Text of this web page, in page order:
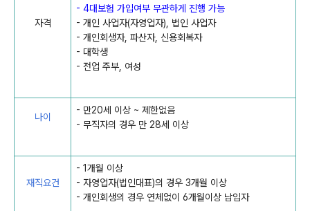
자격
- 4대보험 가입여부 무관하게 진행 가능
- 개인 사업자(자영업자), 법인 사업자
- 개인회생자, 파산자, 신용회복자
- 대학생
- 전업 주부, 여성
나이
- 만20세 이상 ~ 제한없음
- 무직자의 경우 만 28세 이상
재직요건
- 1개월 이상
- 자영업자(법인대표)의 경우 3개월 이상
- 개인회생의 경우 연체없이 6개월이상 납입자